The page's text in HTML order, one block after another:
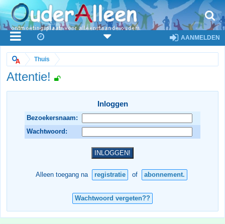
AANMELDEN
Thuis
Attentie!
Inloggen
Bezoekersnaam:
Wachtwoord:
Alleen toegang na registratie of abonnement.
Wachtwoord vergeten??